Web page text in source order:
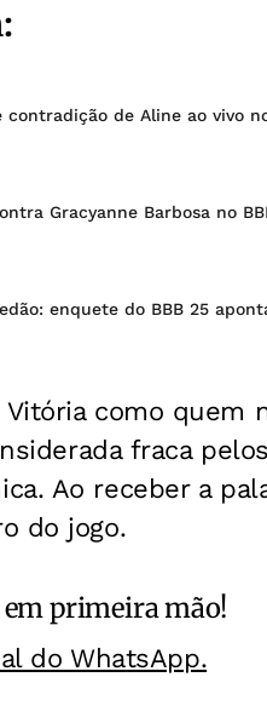
contradição de Aline ao vivo
Gracyanne Barbosa no
enquete do BBB 25
como quem
fraca
Ao receber a
do jogo.
primeira mão!
do WhatsApp.